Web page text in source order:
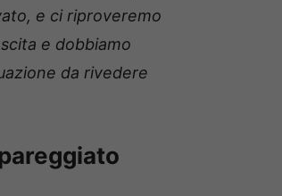
e ci riproveremo
e dobbiamo
da rivedere